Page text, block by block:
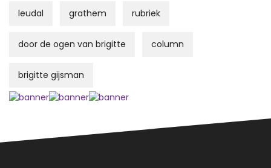
leudal grathem rubriek
door de ogen van brigitte column
brigitte gijsman